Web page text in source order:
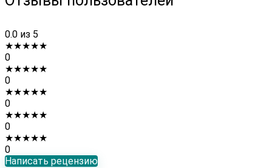
0.0 из 5
★★★★★
0
★★★★★
0
★★★★★
0
★★★★★
0
★★★★★
0
Написать рецензию